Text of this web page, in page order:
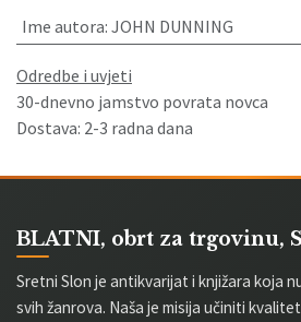
Ime autora: JOHN DUNNING
Odredbe i uvjeti
30-dnevno jamstvo povrata novca
Dostava: 2-3 radna dana
BLATNI, obrt za trgovinu,
Sretni Slon je antikvarijat i knjižara koja
svih žanrova. Naša je misija učiniti